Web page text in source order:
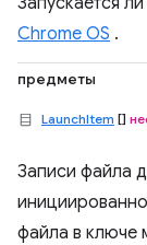
Chrome OS .
предметы
LaunchItem []
Записи файла
файла в ключе